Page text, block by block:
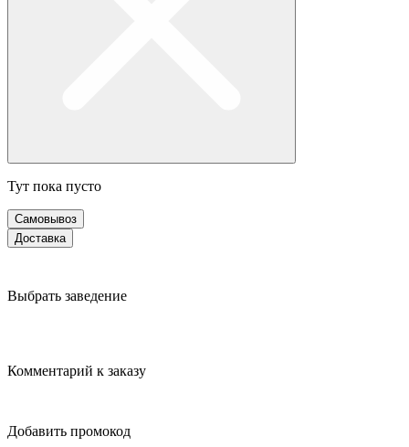
Тут пока пусто
Самовывоз
Доставка
Выбрать заведение
Комментарий к заказу
Добавить промокод